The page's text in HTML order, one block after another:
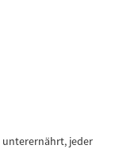
unterernährt, jeder